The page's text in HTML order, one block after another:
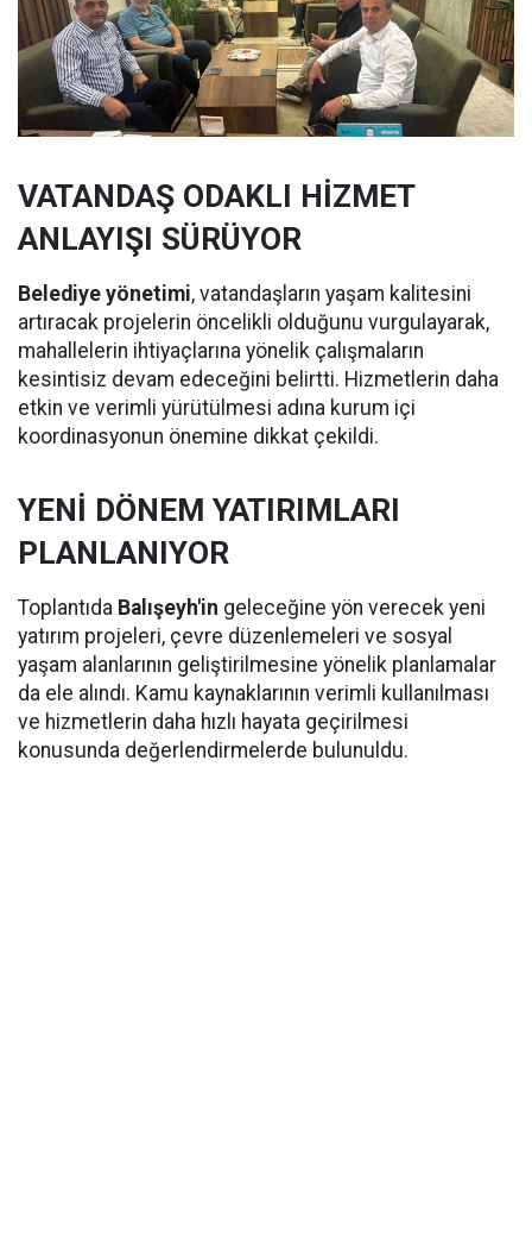
VATANDAŞ ODAKLI HİZMET
ANLAYIŞI SÜRÜYOR
Belediye yönetimi, vatandaşların yaşam kalitesini
artıracak projelerin öncelikli olduğunu vurgulayarak,
mahallelerin ihtiyaçlarına yönelik çalışmaların
kesintisiz devam edeceğini belirtti. Hizmetlerin daha
etkin ve verimli yürütülmesi adına kurum içi
koordinasyonun önemine dikkat çekildi.
YENİ DÖNEM YATIRIMLARI
PLANLANIYOR
Toplantıda Balışeyh'in geleceğine yön verecek yeni
yatırım projeleri, çevre düzenlemeleri ve sosyal
yaşam alanlarının geliştirilmesine yönelik planlamalar
da ele alındı. Kamu kaynaklarının verimli kullanılması
ve hizmetlerin daha hızlı hayata geçirilmesi
konusunda değerlendirmelerde bulunuldu.